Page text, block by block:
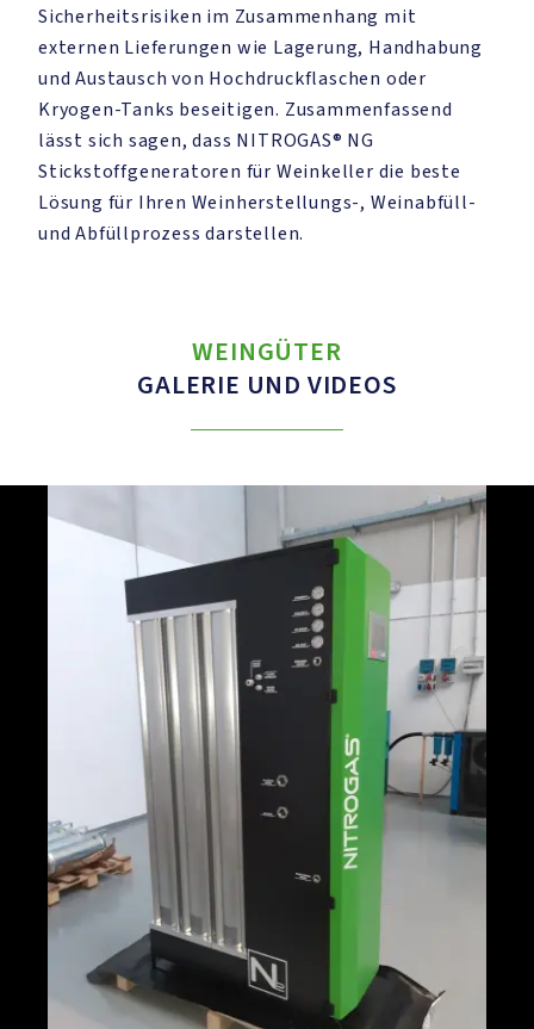
Sicherheitsrisiken im Zusammenhang mit
externen Lieferungen wie Lagerung, Handhabung
und Austausch von Hochdruckflaschen oder
Kryogen-Tanks beseitigen. Zusammenfassend
lässt sich sagen, dass NITROGAS® NG
Stickstoffgeneratoren für Weinkeller die beste
Lösung für Ihren Weinherstellungs-, Weinabfüll-
und Abfüllprozess darstellen.
WEINGÜTER
GALERIE UND VIDEOS